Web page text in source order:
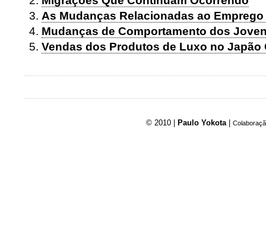
As Mudanças Relacionadas ao
Mudanças de Comportamento dos
Vendas dos Produtos de Luxo no Japão
© 2010 | Paulo Yokota |